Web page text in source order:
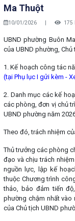
Ma Thuột
10/01/2026 | 175
UBND phường Buôn
của UBND phường,
1. Kế hoạch công tác
(tại Phụ lục I gửi kèm -
2. Danh mục các kế
các phòng, đơn vị chủ
UBND phường năm
Theo đó, trách nhiệm
Thủ trưởng các phòng
đạo và chịu trách
nguồn lực, lập kế
thuộc Chương trình
thảo, bảo đảm tiến
phường chậm nhất
của Chủ tịch UBND